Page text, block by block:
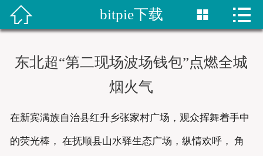
首页
bitpie下载
 bitpie下载  
东北超“第二现场波场钱包”点燃全城
烟火气
在新宾满族自治县红升乡张家村广场，观众挥舞着手中
的荧光棒， 在抚顺县山水驿生态广场，纵情欢呼， 角